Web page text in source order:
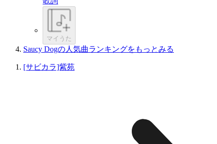
マイうた
Saucy Dogの人気曲ランキングをもっとみる
[サビカラ]紫苑